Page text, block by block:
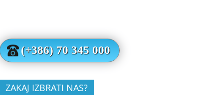
(+386) 70 345 000
ZAKAJ IZBRATI NAS?